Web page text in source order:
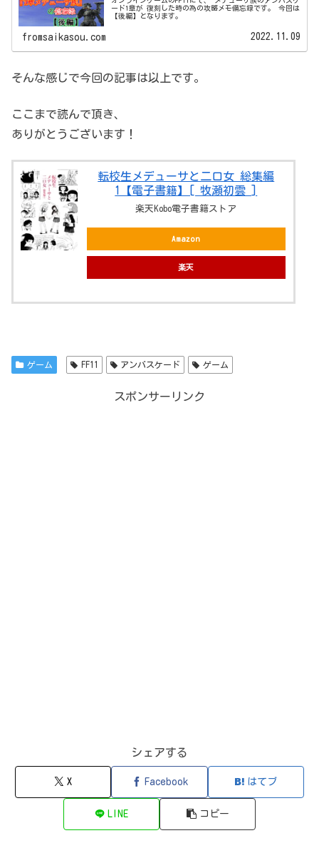
ード1章が 復刻した時の為の攻略メモ備忘録です。 今回は
【後編】となります。
fromsaikasou.com 2022.11.09
そんな感じで今回の記事は以上です。
ここまで読んで頂き、
ありがとうございます！
転校生メデューサと二口女 総集編
1【電子書籍】[ 牧瀬初雲 ]
楽天Kobo電子書籍ストア
Amazon
楽天
ゲーム FF11 アンバスケード ゲーム
スポンサーリンク
シェアする
X Facebook はてブ
LINE コピー